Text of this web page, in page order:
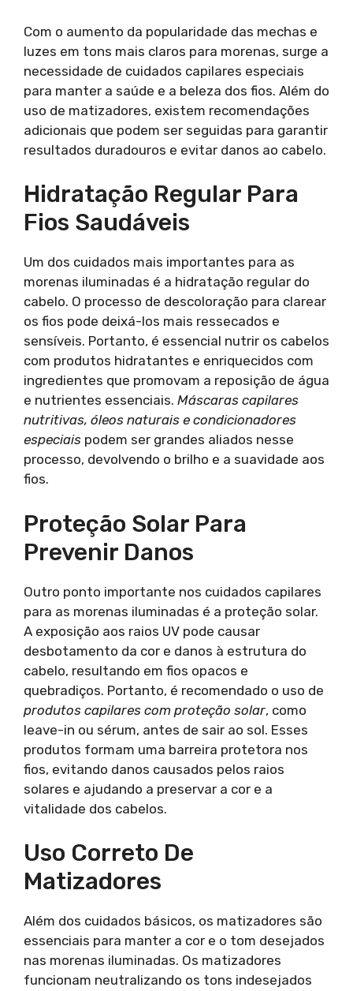
Com o aumento da popularidade das mechas e
luzes em tons mais claros para morenas, surge a
necessidade de cuidados capilares especiais
para manter a saúde e a beleza dos fios. Além do
uso de matizadores, existem recomendações
adicionais que podem ser seguidas para garantir
resultados duradouros e evitar danos ao cabelo.
Hidratação Regular Para
Fios Saudáveis
Um dos cuidados mais importantes para as
morenas iluminadas é a hidratação regular do
cabelo. O processo de descoloração para clarear
os fios pode deixá-los mais ressecados e
sensíveis. Portanto, é essencial nutrir os cabelos
com produtos hidratantes e enriquecidos com
ingredientes que promovam a reposição de água
e nutrientes essenciais. Máscaras capilares
nutritivas, óleos naturais e condicionadores
especiais podem ser grandes aliados nesse
processo, devolvendo o brilho e a suavidade aos
fios.
Proteção Solar Para
Prevenir Danos
Outro ponto importante nos cuidados capilares
para as morenas iluminadas é a proteção solar.
A exposição aos raios UV pode causar
desbotamento da cor e danos à estrutura do
cabelo, resultando em fios opacos e
quebradiços. Portanto, é recomendado o uso de
produtos capilares com proteção solar, como
leave-in ou sérum, antes de sair ao sol. Esses
produtos formam uma barreira protetora nos
fios, evitando danos causados pelos raios
solares e ajudando a preservar a cor e a
vitalidade dos cabelos.
Uso Correto De
Matizadores
Além dos cuidados básicos, os matizadores são
essenciais para manter a cor e o tom desejados
nas morenas iluminadas. Os matizadores
funcionam neutralizando os tons indesejados